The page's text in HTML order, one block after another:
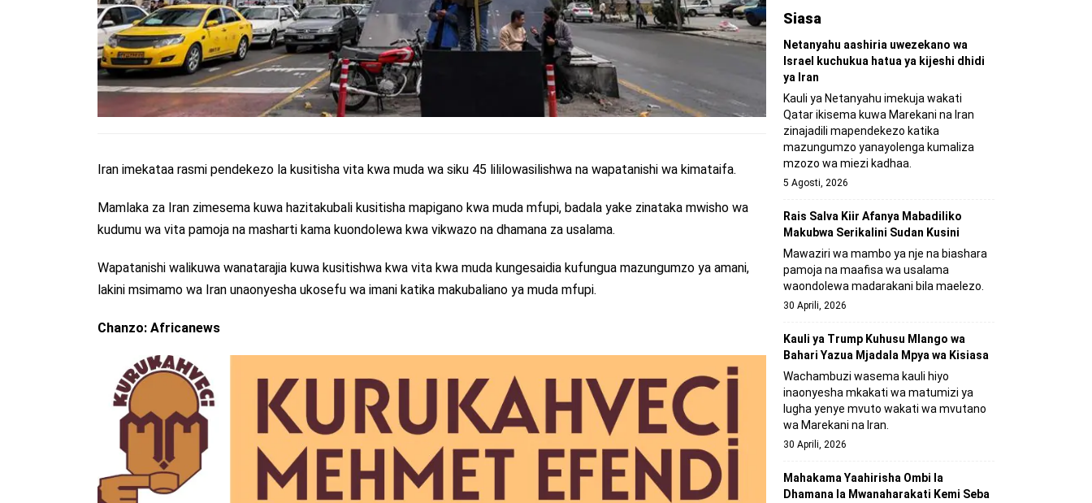
Iran imekataa rasmi pendekezo la kusitisha vita kwa muda wa siku 45 lililowasilishwa na wapatanishi wa kimataifa.
Mamlaka za Iran zimesema kuwa hazitakubali kusitisha mapigano kwa muda mfupi, badala yake zinataka mwisho wa
kudumu wa vita pamoja na masharti kama kuondolewa kwa vikwazo na dhamana za usalama.
Wapatanishi walikuwa wanatarajia kuwa kusitishwa kwa vita kwa muda kungesaidia kufungua mazungumzo ya amani,
lakini msimamo wa Iran unaonyesha ukosefu wa imani katika makubaliano ya muda mfupi.
Chanzo: Africanews
Siasa
Netanyahu aashiria uwezekano wa
Israel kuchukua hatua ya kijeshi dhidi
ya Iran
Kauli ya Netanyahu imekuja wakati
Qatar ikisema kuwa Marekani na Iran
zinajadili mapendekezo katika
mazungumzo yanayolenga kumaliza
mzozo wa miezi kadhaa.
5 Agosti, 2026
Rais Salva Kiir Afanya Mabadiliko
Makubwa Serikalini Sudan Kusini
Mawaziri wa mambo ya nje na biashara
pamoja na maafisa wa usalama
waondolewa madarakani bila maelezo.
30 Aprili, 2026
Kauli ya Trump Kuhusu Mlango wa
Bahari Yazua Mjadala Mpya wa Kisiasa
Wachambuzi wasema kauli hiyo
inaonyesha mkakati wa matumizi ya
lugha yenye mvuto wakati wa mvutano
wa Marekani na Iran.
30 Aprili, 2026
Mahakama Yaahirisha Ombi la
Dhamana la Mwanaharakati Kemi Seba